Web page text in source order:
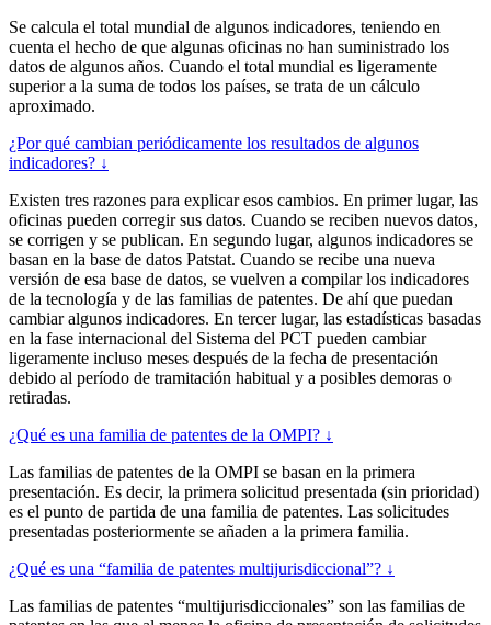
Se calcula el total mundial de algunos indicadores, teniendo en
cuenta el hecho de que algunas oficinas no han suministrado los
datos de algunos años. Cuando el total mundial es ligeramente
superior a la suma de todos los países, se trata de un cálculo
aproximado.
¿Por qué cambian periódicamente los resultados de algunos
indicadores? ↓
Existen tres razones para explicar esos cambios. En primer lugar, las
oficinas pueden corregir sus datos. Cuando se reciben nuevos datos,
se corrigen y se publican. En segundo lugar, algunos indicadores se
basan en la base de datos Patstat. Cuando se recibe una nueva
versión de esa base de datos, se vuelven a compilar los indicadores
de la tecnología y de las familias de patentes. De ahí que puedan
cambiar algunos indicadores. En tercer lugar, las estadísticas basadas
en la fase internacional del Sistema del PCT pueden cambiar
ligeramente incluso meses después de la fecha de presentación
debido al período de tramitación habitual y a posibles demoras o
retiradas.
¿Qué es una familia de patentes de la OMPI? ↓
Las familias de patentes de la OMPI se basan en la primera
presentación. Es decir, la primera solicitud presentada (sin prioridad)
es el punto de partida de una familia de patentes. Las solicitudes
presentadas posteriormente se añaden a la primera familia.
¿Qué es una “familia de patentes multijurisdiccional”? ↓
Las familias de patentes “multijurisdiccionales” son las familias de